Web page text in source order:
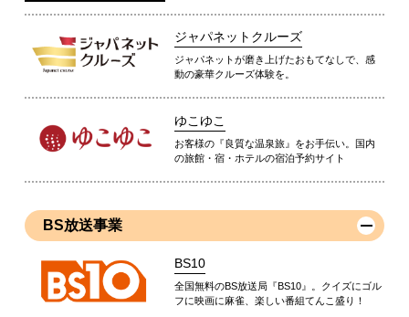
ジャパネットクルーズ
ジャパネットが磨き上げたおもてなしで、感
動の豪華クルーズ体験を。
ゆこゆこ
お客様の『良質な温泉旅』をお手伝い。国内
の旅館・宿・ホテルの宿泊予約サイト
BS放送事業
BS10
全国無料のBS放送局『BS10』。クイズにゴル
フに映画に麻雀、楽しい番組てんこ盛り！